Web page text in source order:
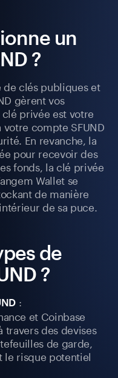
un
?
de clés publiques et
gèrent vos
privée est votre
compte SFUND
En revanche, la
pour recevoir des
fonds, la clé privée
Wallet se
de manière
de sa puce.
de
?
:
et Coinbase
travers des devises
de garde,
le risque potentiel